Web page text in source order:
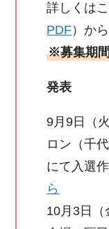
詳しくは
PDF）から
※募集期
発表
9月9日（
ロン（千
にて入選
ら
10月3日